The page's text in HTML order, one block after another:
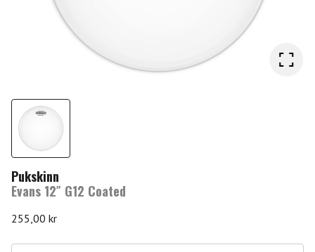
Pukskinn
Evans 12″ G12 Coated
255,00 kr